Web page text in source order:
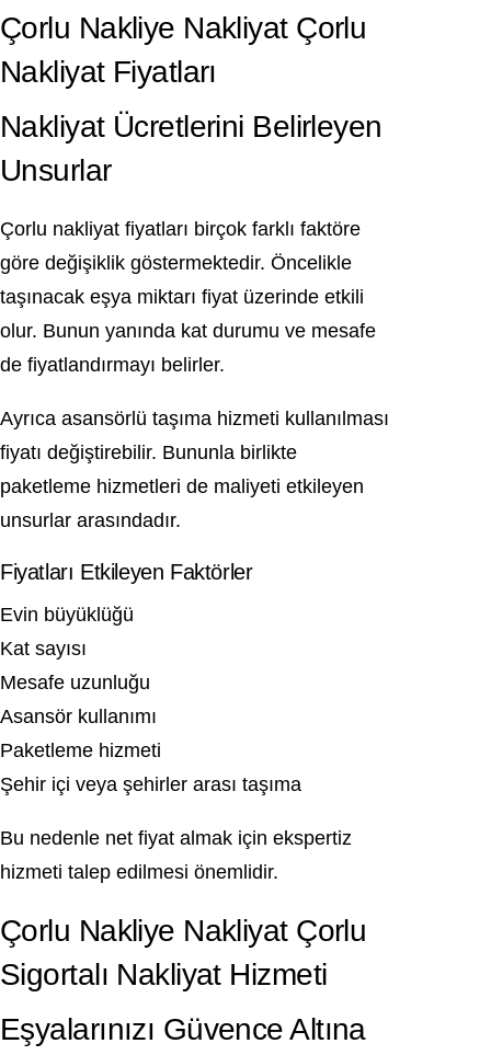
Çorlu Nakliye Nakliyat Çorlu
Nakliyat Fiyatları
Nakliyat Ücretlerini Belirleyen
Unsurlar
Çorlu nakliyat fiyatları birçok farklı faktöre
göre değişiklik göstermektedir. Öncelikle
taşınacak eşya miktarı fiyat üzerinde etkili
olur. Bunun yanında kat durumu ve mesafe
de fiyatlandırmayı belirler.
Ayrıca asansörlü taşıma hizmeti kullanılması
fiyatı değiştirebilir. Bununla birlikte
paketleme hizmetleri de maliyeti etkileyen
unsurlar arasındadır.
Fiyatları Etkileyen Faktörler
Evin büyüklüğü
Kat sayısı
Mesafe uzunluğu
Asansör kullanımı
Paketleme hizmeti
Şehir içi veya şehirler arası taşıma
Bu nedenle net fiyat almak için ekspertiz
hizmeti talep edilmesi önemlidir.
Çorlu Nakliye Nakliyat Çorlu
Sigortalı Nakliyat Hizmeti
Eşyalarınızı Güvence Altına